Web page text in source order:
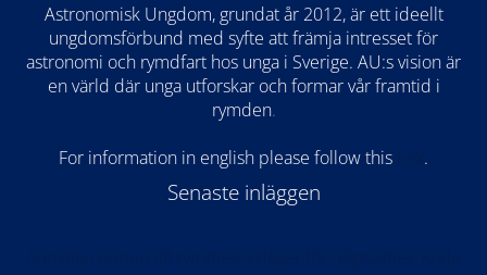
Astronomisk Ungdom, grundat år 2012, är ett ideellt
ungdomsförbund med syfte att främja intresset för
astronomi och rymdfart hos unga i Sverige. AU:s vision är
en värld där unga utforskar och formar vår framtid i
rymden.
For information in english please follow this
.
Senaste inläggen